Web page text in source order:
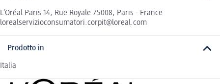
L’Oréal Paris 14, Rue Royale 75008, Paris - France
lorealservizioconsumatori.corpit@loreal.com
Prodotto in
Italia